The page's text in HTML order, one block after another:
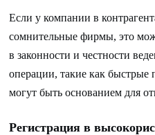
Если у компании в
сомнительные фирмы, это
в законности и честности
операции, такие как
могут быть основанием для
Регистрация в